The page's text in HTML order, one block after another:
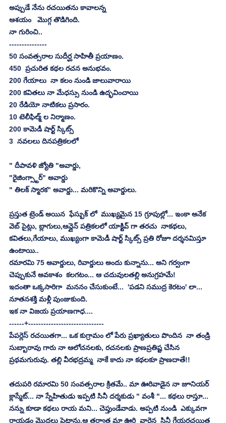
అప్పుడే నేను రచయితను కావాలన్న
ఆశయం   మొగ్గ తొడిగింది.
నా గురించి..
---------------
50 సంవత్సరాల సుదీర్ఘ సాహితీ ప్రయాణం.
450  ప్రచురిత కథల రచన అనుభవం.
200 గేయాలు  నా కలం నుండి జాలువారాయి
200 కవితలు నా మేధస్సు నుండి ఉద్భవించాయి
20 రేడియో నాటికలు ప్రసారం.
10 టెలీఫిల్మ్ ల నిర్మాణం.
200 కామెడీ షార్ట్ స్కిట్స్
3  నవలలు దినపత్రికలలో
" దీపావళి జ్యోతి "అవార్డు,
"రైజింగ్స్టార్" అవార్డు
" తిలక్ స్మారక" అవార్డు... మరికొన్ని అవార్డులు.
ప్రస్తుత ట్రెండ్ అయిన  ఫేస్బుక్ లో  ముఖ్యమైన 15 గ్రూపుల్లో... ఇంకా అనేక
వెబ్ సైట్లు, బ్లాగులు,ఆన్లైన్ పత్రికలలో యాక్టివ్ గా తరచు  నాకథలు,
కవితలు,గేయాలు, ముఖ్యంగా కామెడీ షార్ట్ స్కిట్స్ ప్రతి రోజూ దర్శనమిస్తూ
ఉంటాయి..
రమారమి 75 అవార్డులు, రివార్డులు అందు కున్నాను... అని గర్వంగా
చెప్పుకునే అవకాశం  కలగటం... ఆ చదువులతల్లి అనుగ్రహమే!
ఇదంతా ఒక్కసారిగా  మననం చేసుకుంటే...  'పడని సముద్ర కెరటం' లా...
నూతనశక్తి మళ్లీ పుంజుకుంది.
ఇక నా విజయ ప్రయాణగాధ....
------+------------------------------
పేపర్లెస్ రచయితగా... ఒక కుగ్రామం లో పేరు ప్రఖ్యాతులు పొందిన  నా తండ్రి
సుబ్బారావు గారు నా ఆలోచనలకు, రచనలకు ప్రాణప్రతిష్ట చేసిన
ప్రథమగురువు. తల్లి వీరభద్రమ్మ  నాకే కాదు నా కథలకూ ప్రాణదాతే!!
తదుపరి రమారమి 50 సంవత్సరాల క్రితమే.. మా ఊరివాడైన నా జూనియర్
క్లాస్మేట్... నా స్నేహితుడు ఇప్పటి సినీ దర్శకుడు " వంశీ "... కథలు రాస్తూ...
నన్ను కూడా కథలు రాయ మని... చెప్తుండేవాడు. అప్పటి నుండి  ఎక్కువగా
రాయడం మొదలు పెట్టాను.ఆ తర్వాత మా ఊరి  వారైన  సినీ గేయరచయిత